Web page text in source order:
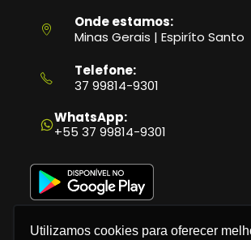
Utilizamos cookies para oferecer
Onde estamos:
Minas Gerais | Espiríto Santo
Telefone:
37 99814-9301
em
seu
aplicativo
WhatsApp:
+55 37 99814-9301